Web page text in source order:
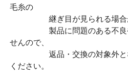
毛糸の
継ぎ目が見られる場合が
製品に問題のある不良や
せんので、
返品・交換の対象外とな
ください。